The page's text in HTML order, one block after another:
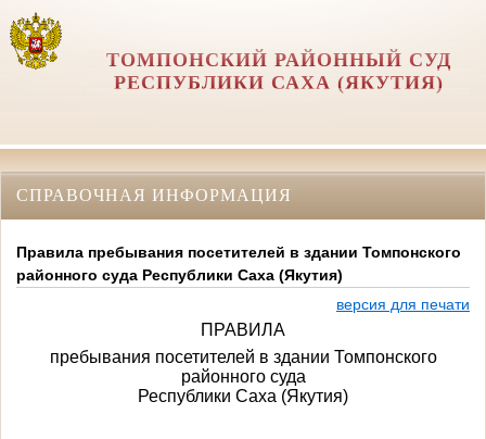
ТОМПОНСКИЙ РАЙОННЫЙ СУД
РЕСПУБЛИКИ САХА (ЯКУТИЯ)
СПРАВОЧНАЯ ИНФОРМАЦИЯ
Правила пребывания посетителей в здании Томпонского
районного суда Республики Саха (Якутия)
версия для печати
ПРАВИЛА
пребывания посетителей в здании Томпонского
районного суда
Республики Саха (Якутия)